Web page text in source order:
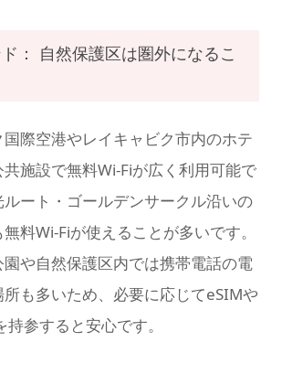
： 自然保護区は圏外になるこ
際空港やレイキャビク市内のホテ
施設で無料Wi-Fiが広く利用可能で
ート・ゴールデンサークル沿いの
料Wi-Fiが使えることが多いです。
や自然保護区内では携帯電話の電
も多いため、必要に応じてeSIMや
参すると安心です。